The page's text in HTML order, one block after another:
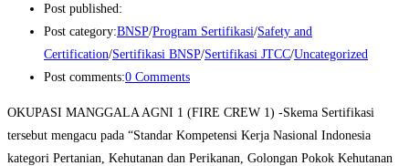
Post published:
Post category:BNSP/Program Sertifikasi/Safety and
Certification/Sertifikasi BNSP/Sertifikasi JTCC/Uncategorized
Post comments:0 Comments
OKUPASI MANGGALA AGNI 1 (FIRE CREW 1) -Skema Sertifikasi
tersebut mengacu pada “Standar Kompetensi Kerja Nasional Indonesia
kategori Pertanian, Kehutanan dan Perikanan, Golongan Pokok Kehutanan